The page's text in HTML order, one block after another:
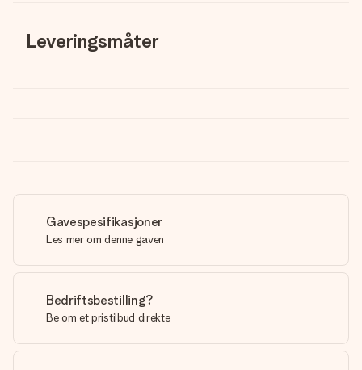
Leveringsmåter
Gavespesifikasjoner
Les mer om denne gaven
Bedriftsbestilling?
Be om et pristilbud direkte